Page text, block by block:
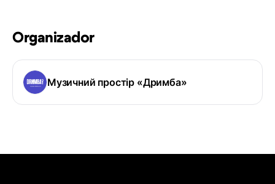
Organizador
Музичний простір «Дримба»